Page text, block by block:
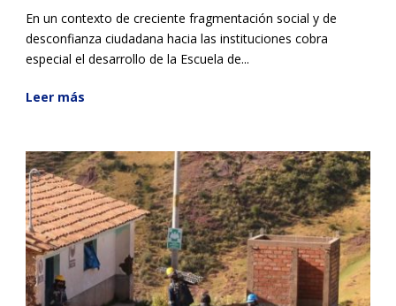
En un contexto de creciente fragmentación social y de
desconfianza ciudadana hacia las instituciones cobra
especial el desarrollo de la Escuela de...
Leer más